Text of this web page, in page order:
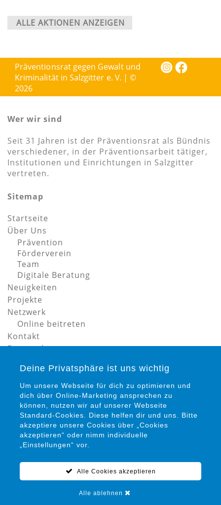
ALLE AKTIONEN ANZEIGEN
Präventionsrat gegen Gewalt und
Kriminalität in Salzgitter e. V. | ©
2026
Wer wir sind
Seit 31 Jahren ist der Präventionsrat als Bündnis
verschiedener, in der Präventionsarbeit tätiger,
Institutionen und Einrichtungen in Salzgitter
vertreten.
Sitemap
Startseite
Über Uns
Prävention
Förderverein
Team
Digitale Beratung
Neuigkeiten
Projekte
Netzwerk
Online beitreten
Kontakt
Datenschutz
Petra Siems
Präventionsrat gegen Gewalt und Kriminalität in
05341 / 94 15 22 0
info@praeventionsrat-salzgitter.de
Deine Privatsphäre ist uns wichtig
Um unsere Webseite für dich zu optimieren und
dich über Online-Marketing ansprechen zu
können, nutzen wir auf unserer Webseite
Standard-Cookies. Diese helfen dir und uns. Bitte
akzeptiere unsere Cookies über „Cookies
akzeptieren“ oder nimm individuelle
„Einstellungen“ vor.
Alle Cookies akzeptieren
Alle ablehnen